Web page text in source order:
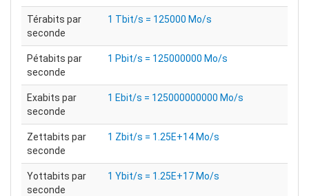
Térabits par
seconde
1 Tbit/s = 125000 Mo/s
Pétabits par
seconde
1 Pbit/s = 125000000 Mo/s
Exabits par
seconde
1 Ebit/s = 125000000000 Mo/s
Zettabits par
seconde
1 Zbit/s = 1.25E+14 Mo/s
Yottabits par
seconde
1 Ybit/s = 1.25E+17 Mo/s